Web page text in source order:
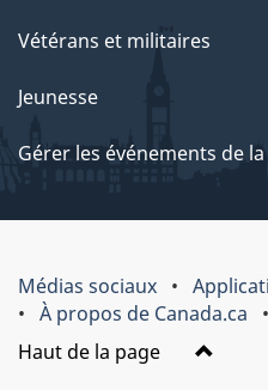
Vétérans et militaires
Jeunesse
Gérer les événements de
Médias sociaux
À propos de Canada.ca
Haut de la page